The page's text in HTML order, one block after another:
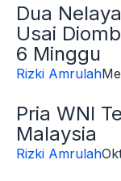
Dua
Usai
6 Minggu
Rizki Amrulah
Pria WNI
Malaysia
Rizki Amrulah